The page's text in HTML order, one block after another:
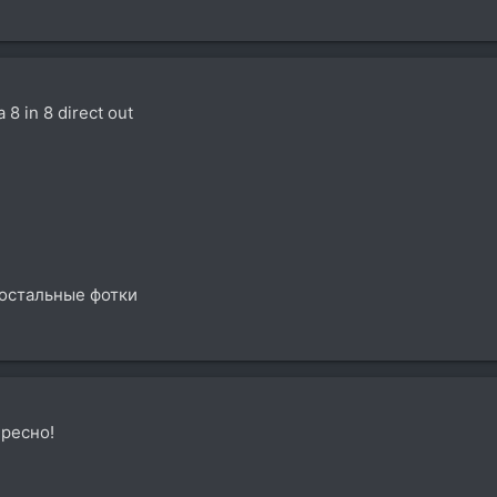
8 in 8 direct out
фотки